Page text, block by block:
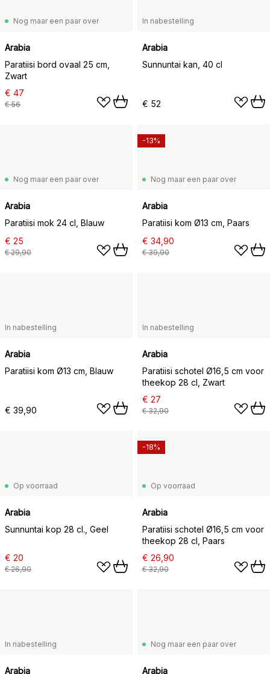
Nog maar een paar over
Arabia
Paratiisi bord ovaal 25 cm,
Zwart
€ 47
€ 56
In nabestelling
Arabia
Sunnuntai kan, 40 cl
€ 52
Nog maar een paar over
Arabia
Paratiisi mok 24 cl, Blauw
€ 25
€ 29,90
Nog maar een paar over
Arabia
Paratiisi kom Ø13 cm, Paars
€ 34,90
€ 39,90
-13%
In nabestelling
Arabia
Paratiisi kom Ø13 cm, Blauw
€ 39,90
In nabestelling
Arabia
Paratiisi schotel Ø16,5 cm voor
theekop 28 cl, Zwart
€ 27
€ 32,90
Op voorraad
Arabia
Sunnuntai kop 28 cl., Geel
€ 20
€ 26,90
Op voorraad
Arabia
Paratiisi schotel Ø16,5 cm voor
theekop 28 cl, Paars
€ 26,90
€ 32,90
-18%
In nabestelling
Arabia
Nog maar een paar over
Arabia